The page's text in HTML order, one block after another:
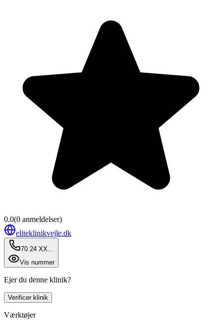
0.0(0 anmeldelser)
eliteklinikvejle.dk
70 24 XX...
Vis nummer
Ejer du denne klinik?
Verificer klinik
Værktøjer